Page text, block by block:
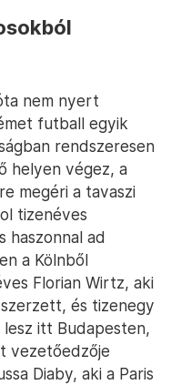
nem nyert
futball egyik
rendszeresen
helyen végez, a
megéri a tavaszi
tizenéves
haszonnal ad
a Kölnből
Florian Wirtz, aki
és tizenegy
lesz itt Budapesten,
vezetőedzője
Diaby, aki a Paris